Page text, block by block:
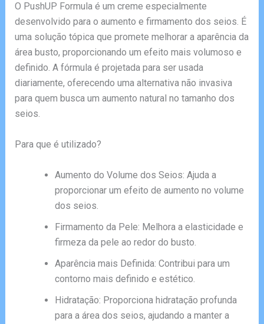
O PushUP Formula é um creme especialmente
desenvolvido para o aumento e firmamento dos seios. É
uma solução tópica que promete melhorar a aparência da
área busto, proporcionando um efeito mais volumoso e
definido. A fórmula é projetada para ser usada
diariamente, oferecendo uma alternativa não invasiva
para quem busca um aumento natural no tamanho dos
seios.
Para que é utilizado?
Aumento do Volume dos Seios: Ajuda a
proporcionar um efeito de aumento no volume
dos seios.
Firmamento da Pele: Melhora a elasticidade e
firmeza da pele ao redor do busto.
Aparência mais Definida: Contribui para um
contorno mais definido e estético.
Hidratação: Proporciona hidratação profunda
para a área dos seios, ajudando a manter a